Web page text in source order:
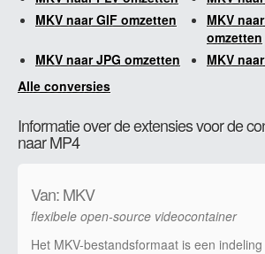
MKV naar GIF omzetten
MKV
omzetten
MKV naar JPG omzetten
MKV
Alle conversies
Informatie over de extensies voor de
naar MP4
Van: MKV
flexibele open-source videocontainer
Het MKV-bestandsformaat is een